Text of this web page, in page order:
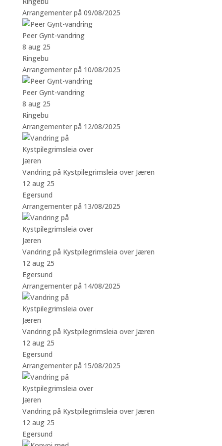
Arrangementer på 09/08/2025
Peer Gynt-vandring
8 aug 25
Ringebu
Arrangementer på 10/08/2025
Peer Gynt-vandring
8 aug 25
Ringebu
Arrangementer på 12/08/2025
Vandring på Kystpilegrimsleia over Jæren
12 aug 25
Egersund
Arrangementer på 13/08/2025
Vandring på Kystpilegrimsleia over Jæren
12 aug 25
Egersund
Arrangementer på 14/08/2025
Vandring på Kystpilegrimsleia over Jæren
12 aug 25
Egersund
Arrangementer på 15/08/2025
Vandring på Kystpilegrimsleia over Jæren
12 aug 25
Egersund